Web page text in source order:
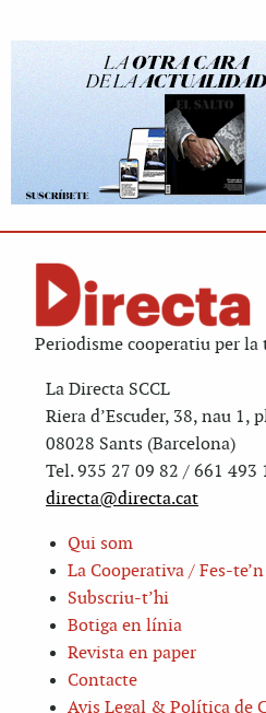
Periodisme cooperatiu per
La Directa SCCL
Riera d’Escuder, 38, nau 1,
08028 Sants (Barcelona)
Tel. 935 27 09 82 / 661 493
directa@directa.cat
Qui som
La Cooperativa / Fes-
Subscriu-t’hi
Botiga en línia
Revista en paper
Contacte
Avis Legal & Política de